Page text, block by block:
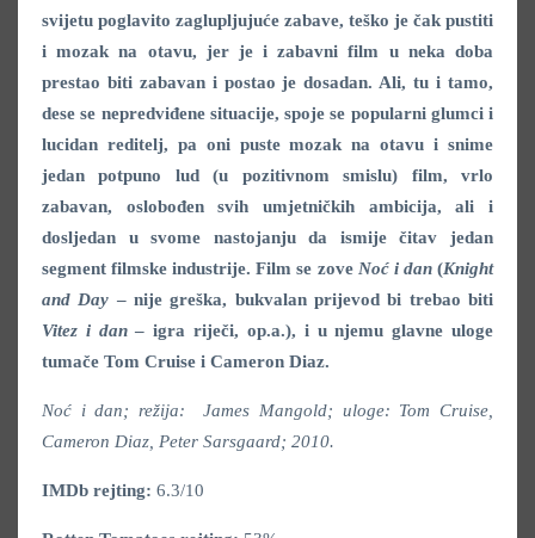
svijetu poglavito zaglupljujuće zabave, teško je čak pustiti
i mozak na otavu, jer je i zabavni film u neka doba
prestao biti zabavan i postao je dosadan. Ali, tu i tamo,
dese se nepredviđene situacije, spoje se popularni glumci i
lucidan reditelj, pa oni puste mozak na otavu i snime
jedan potpuno lud (u pozitivnom smislu) film, vrlo
zabavan, oslobođen svih umjetničkih ambicija, ali i
dosljedan u svome nastojanju da ismije čitav jedan
segment filmske industrije. Film se zove Noć i dan(Knight
and Day – nije greška, bukvalan prijevod bi trebao biti
Vitez i dan– igra riječi, op.a.), i u njemu glavne uloge
tumače Tom Cruise i Cameron Diaz.
Noć i dan; režija: James Mangold; uloge: Tom Cruise,
Cameron Diaz, Peter Sarsgaard; 2010.
IMDb rejting: 6.3/10